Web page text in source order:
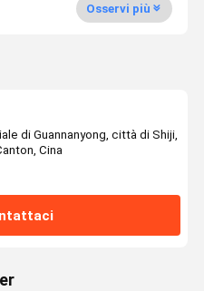
Osservi più
di Guannanyong, città di Shiji,
Cina